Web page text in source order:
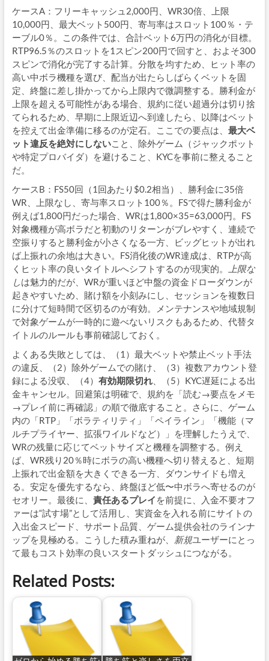
ケースA：フリーキャッシュ2,000円、WR30倍、上限
10,000円、最大ベット500円、寄与率はスロット100％・テ
ーブル0％。この条件では、合計ベット6万円の消化が目標。
RTP96.5％のスロットを1スピン200円で回すと、およそ300
スピンで消化が完了する計算。分散を均すため、ヒット率の
高い中ボラ機種を選び、配当が出たらしばらくベットを固
定、終盤に差し掛かってから上限内で微調整する。勝利金が
上限を超える可能性がある場合、規約に従い超過分は切り捨
てられるため、早期に上限近辺へ到達したら、以降はベット
を控えて出金準備に移るのが定石。ここでの要点は、 最大ベ
ット違反を絶対にしないこと、除外ゲーム（ジャックポット
や特定プロバイダ）を避けること、KYCを事前に整えること
だ。
ケースB：FS50回（1回あたり$0.2相当）、勝利金に35倍
WR、上限なし、寄与率スロット100％。FSで得た勝利金が
例えば1,800円だった場合、WRは1,800×35=63,000円。FS
対象機種が高ボラだと初動のリターンがブレやすく、連続で
空振りすると勝利金が小さくなる一方、ビッグヒットが出れ
ば上振れの余地は大きい。FS消化後のWR達成は、RTPが高
くヒット率の良いタイトルへシフトするのが現実的。
上限な
しは魅力的だが、WRが重いほど中盤の資金ドローダウンが
起きやすいため、賭け額を小刻みにし、セッションを複数日
に分けて短時間で区切るのが有効。メンテナンスや地域規制
で対象ゲームが一時的に遊べないリスクもあるため、代替タ
イトルのルールも事前確認しておく。
よくある失敗としては、（1）最大ベットや禁止ベット手法
の違反、（2）除外ゲームでの賭け、（3）複数アカウント登
録による没収、（4） 有効期限切れ、（5）KYC遅延による出
金キャンセル。回避策は明確で、規約を「読む→要点をメモ
→プレイ前に再確認」の順で徹底すること。さらに、ゲーム
内の「RTP」「ボラティリティ」「ペイライン」「機能（マ
ルチプライヤー、拡張ワイルドなど）」を理解したうえで、
WRの残量に応じてベットサイズと機種を調整する。例え
ば、WR残り20％時にボラの高い機種へ切り替えると、短期
上振れで出金額を大きくできる一方、ダウンサイドも増え
る。安定を優先するなら、終盤ほど低〜中ボラへ寄せるのが
セオリー。最後に、 責任あるプレイ を前提に、入金不要オフ
ァーは“試す場”として活用し、実資金を入れる前にサイトの
入出金スピード、サポート品質、ゲーム提供会社のラインナ
ップを見極める。こうした積み重ねが、
新規ユーザーにとっ
て最もコスト効率の良いスタートダッシュにつながる。
Related Posts: